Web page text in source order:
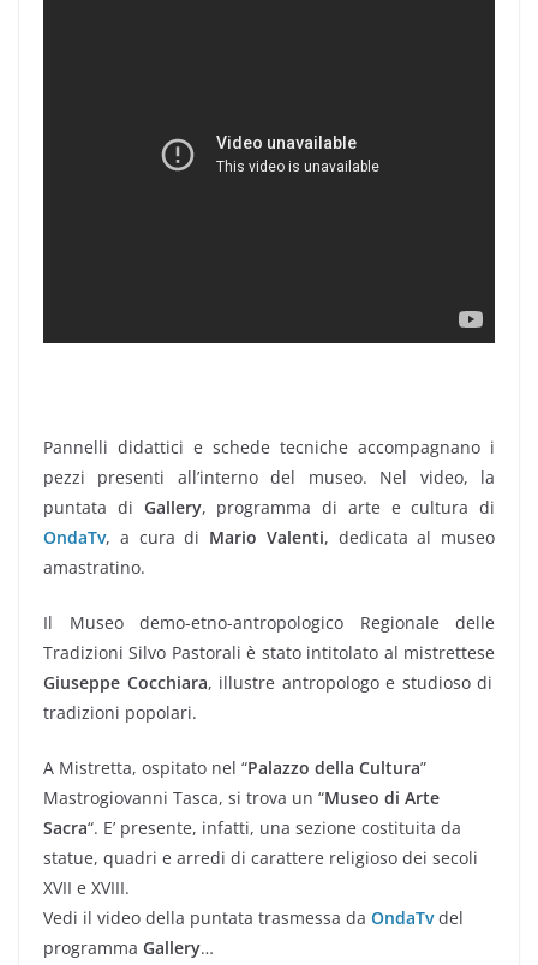
Pannelli didattici e schede tecniche accompagnano i
pezzi presenti all’interno del museo. Nel video, la
puntata di Gallery, programma di arte e cultura di
OndaTv, a cura di Mario Valenti, dedicata al museo
amastratino.
Il Museo demo-etno-antropologico Regionale delle
Tradizioni Silvo Pastorali è stato intitolato al mistrettese
Giuseppe Cocchiara, illustre antropologo e studioso di
tradizioni popolari.
A Mistretta, ospitato nel “Palazzo della Cultura”
Mastrogiovanni Tasca, si trova un “Museo di Arte
Sacra“. E’ presente, infatti, una sezione costituita da
statue, quadri e arredi di carattere religioso dei secoli
XVII e XVIII.
Vedi il video della puntata trasmessa da OndaTv del
programma Gallery…